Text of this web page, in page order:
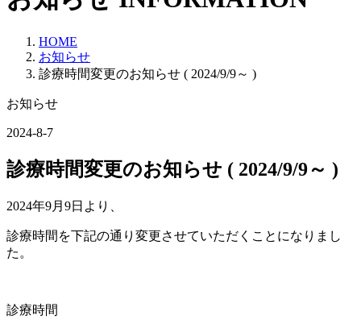
HOME
お知らせ
診療時間変更のお知らせ ( 2024/9/9～ )
お知らせ
2024-8-7
診療時間変更のお知らせ ( 2024/9/9～ )
2024年9月9日より、
診療時間を下記の通り変更させていただくことになりまし
た。
診療時間